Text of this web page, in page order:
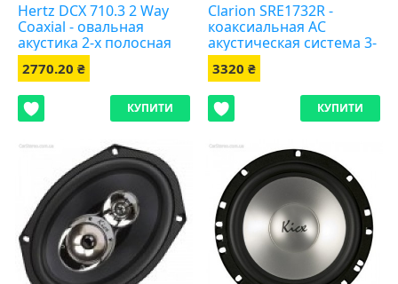
Hertz DCX 710.3 2 Way
Coaxial - овальная
акустика 2-х полосная
2770.20 ₴
КУПИТИ
Clarion SRE1732R -
коаксиальная AC
акустическая система 3-
х полосная
3320 ₴
КУПИТИ